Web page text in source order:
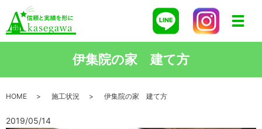
メニ
伊集院の家 建て方
HOME 施工状況 伊集院の家 建て方
2019/05/14